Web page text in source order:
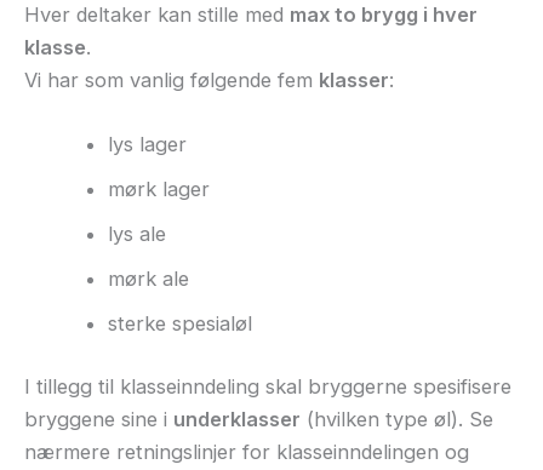
Hver deltaker kan stille med max to brygg i hver
klasse.
Vi har som vanlig følgende fem klasser:
lys lager
mørk lager
lys ale
mørk ale
sterke spesialøl
I tillegg til klasseinndeling skal bryggerne spesifisere
bryggene sine i underklasser (hvilken type øl). Se
nærmere retningslinjer for klasseinndelingen og